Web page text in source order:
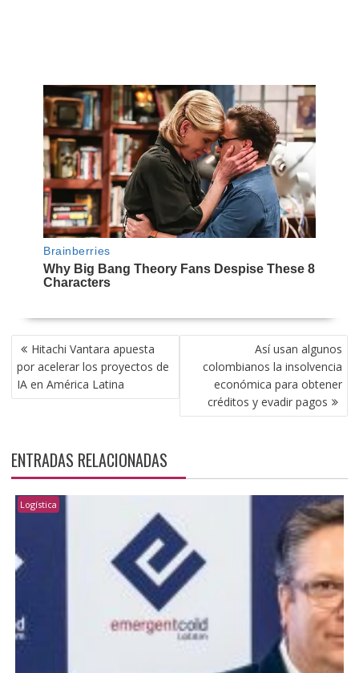
NAVEGACIÓN
DE
ENTRADAS
Hitachi Vantara apuesta
por acelerar los proyectos de
IA en América Latina
Así usan algunos
colombianos la insolvencia
económica para obtener
créditos y evadir pagos
ENTRADAS RELACIONADAS
Logística